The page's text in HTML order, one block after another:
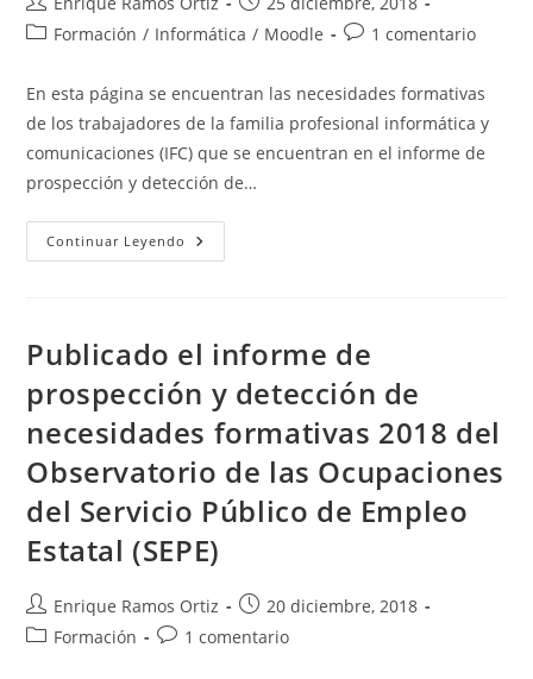
de
de
Categoría
la
entrada:
Formación / Informática / Moodle
Comentarios
la
entrada:
1 comentario
En esta página se encuentran las necesidades formativas
de los trabajadores de la familia profesional informática y
comunicaciones (IFC) que se encuentran en el informe de
prospección y detección de…
Continuar Leyendo Necesidades
Formativas
La
Familia
Informática
Y
Comunicaciones
(IFC)
2018
Publicado el informe de
prospección y detección de
necesidades formativas 2018 del
Observatorio de las Ocupaciones
del Servicio Público de Empleo
Estatal (SEPE)
Autor
de
Enrique Ramos Ortiz
Publicación
de
20 diciembre, 2018
Categoría
Formación
Comentarios
1 comentario